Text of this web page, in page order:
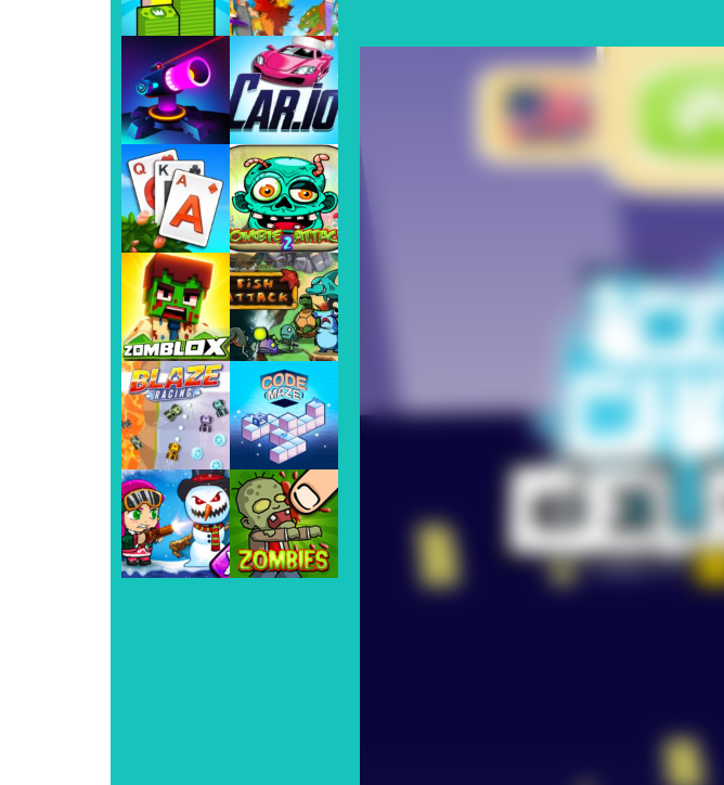
Mario Bros World
Angry Birds-O Angry Birds se arrisca na Star Cup enquanto
Super Bomberman Super Bomberman foi o primeiro jogo
Play Play
Play Play
Play Play
Play Play
Play Play